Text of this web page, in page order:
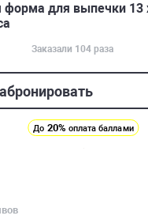
для выпечки 13
Заказали 104 раза
До 20% оплата баллами